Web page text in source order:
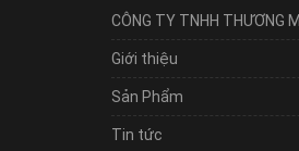
CÔNG TY TNHH THƯƠNG
Giới thiệu
Sản Phẩm
Tin tức